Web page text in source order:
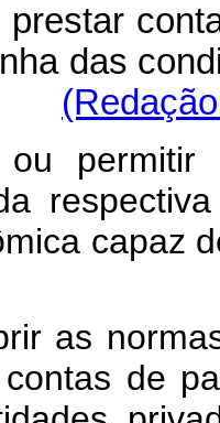
das
permitir
capaz
as
de